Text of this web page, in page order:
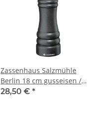
Zassenhaus Salzmühle
Berlin 18 cm gusseisen /
schwarz rau
28,50 € *